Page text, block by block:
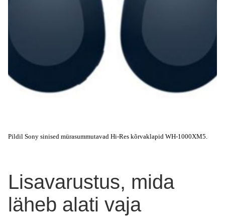
Pildil Sony sinised mürasummutavad Hi-Res kõrvaklapid WH-1000XM5.
Lisavarustus, mida
läheb alati vaja